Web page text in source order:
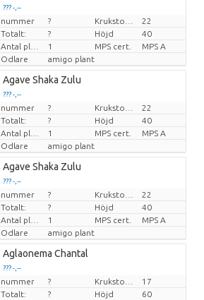
??? -,--
Pris per enhet
nummer ?
22
Totalt:
? Höjd
40
1 MPS cert.
MPS A
Odlare
amigo plant
Agave Shaka Zulu
??? -,--
Pris per enhet
nummer ?
22
Totalt:
? Höjd
40
1 MPS cert.
MPS A
Odlare
amigo plant
Agave Shaka Zulu
??? -,--
Pris per enhet
nummer ?
22
Totalt:
? Höjd
40
1 MPS cert.
MPS A
Odlare
amigo plant
Aglaonema Chantal
??? -,--
Pris per enhet
nummer ?
17
Totalt:
? Höjd
60